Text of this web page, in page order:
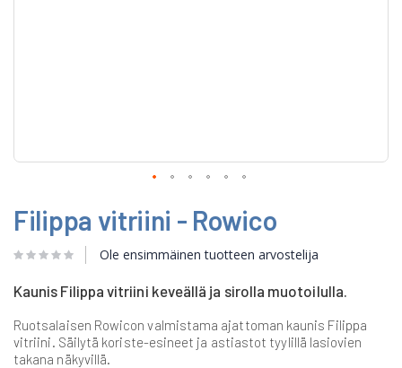
to
the
beginning
of
images
Filippa vitriini - Rowico
Ole ensimmäinen tuotteen arvostelija
Kaunis Filippa vitriini keveällä ja sirolla muotoilulla.
Ruotsalaisen Rowicon valmistama ajattoman kaunis Filippa
vitriini. Säilytä koriste-esineet ja astiastot tyylillä lasiovien
takana näkyvillä.